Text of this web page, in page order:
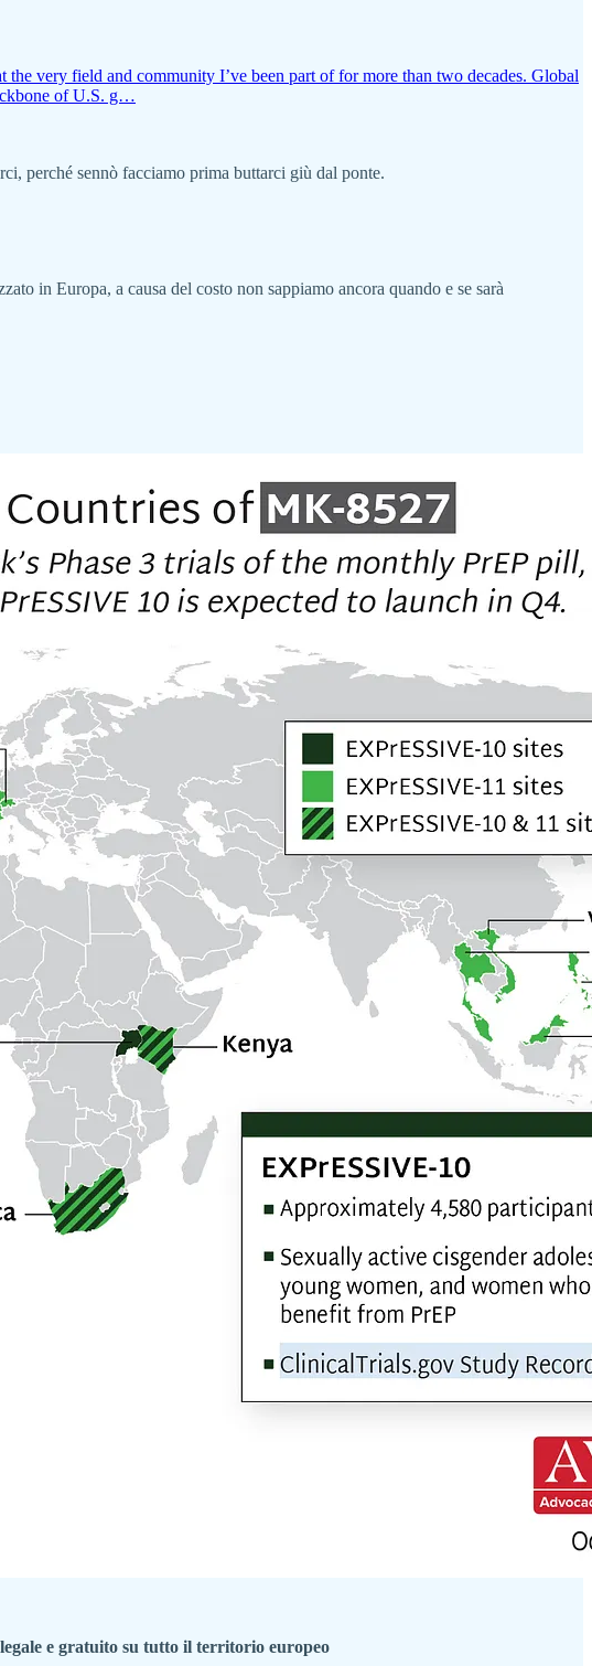
very field and community I’ve been part of for more than two decades. Global
of U.S. g…
perché sennò facciamo prima buttarci giù dal ponte.
in Europa, a causa del costo non sappiamo ancora quando e se sarà
e gratuito su tutto il territorio europeo